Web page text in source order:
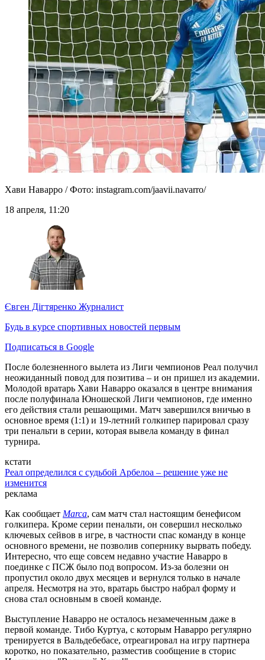
Хави Наварро / Фото: instagram.com/jaavii.navarro/
18 апреля, 11:20
Євген Дігтяренко Журналист
Будь в курсе спортивных новостей первым
Подписаться в Google
После болезненного вылета из Лиги чемпионов Реал получил
неожиданный повод для позитива – и он пришел из академии.
Молодой вратарь Хави Наварро оказался в центре внимания
после полуфинала Юношеской Лиги чемпионов, где именно
его действия стали решающими. Матч завершился вничью в
основное время (1:1) и 19-летний голкипер парировал сразу
три пенальти в серии, которая вывела команду в финал
турнира.
кстати
Реал определился с судьбой Арбелоа – решение уже не
изменится
реклама
Как сообщает Marca, сам матч стал настоящим бенефисом
голкипера. Кроме серии пенальти, он совершил несколько
ключевых сейвов в игре, в частности спас команду в конце
основного времени, не позволив сопернику вырвать победу.
Интересно, что еще совсем недавно участие Наварро в
поединке с ПСЖ было под вопросом. Из-за болезни он
пропустил около двух месяцев и вернулся только в начале
апреля. Несмотря на это, вратарь быстро набрал форму и
снова стал основным в своей команде.
Выступление Наварро не осталось незамеченным даже в
первой команде. Тибо Куртуа, с которым Наварро регулярно
тренируется в Вальдебебасе, отреагировал на игру партнера
коротко, но показательно, разместив сообщение в сторис